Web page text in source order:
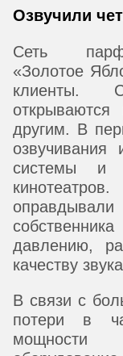
Озвучили
Сеть
«Золотое
клиенты.
другим. В
озвучивания
системы и
давлению,
качеству
В связи с
потери в
мощности